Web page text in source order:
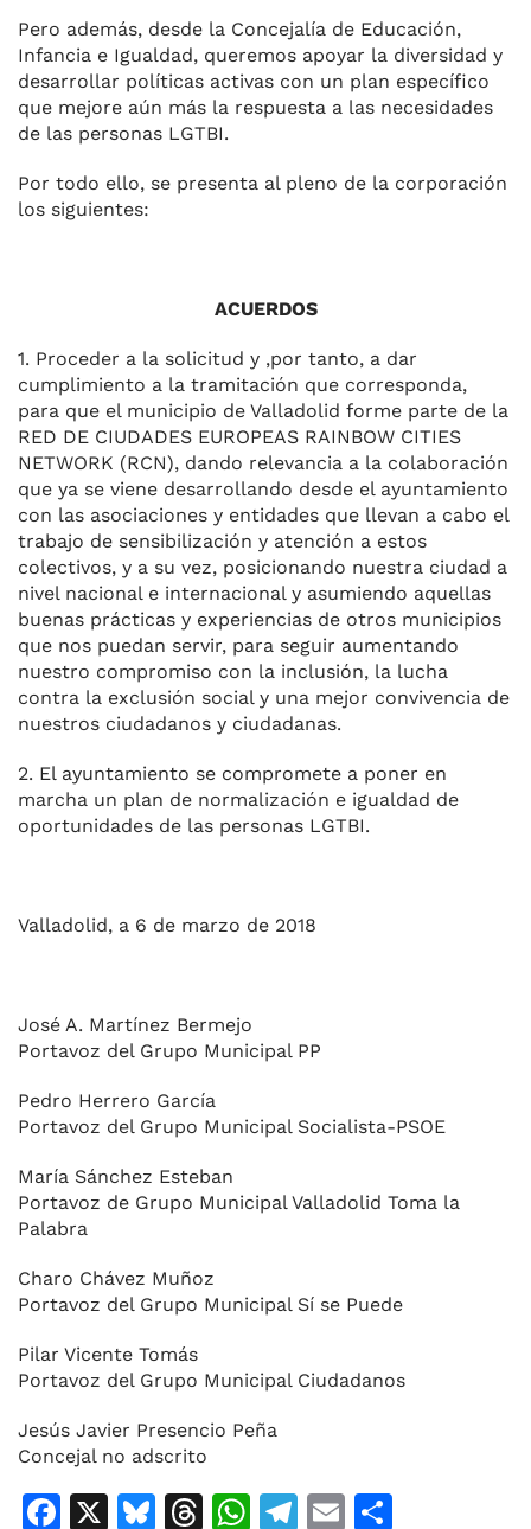
Pero además, desde la Concejalía de Educación,
Infancia e Igualdad, queremos apoyar la diversidad y
desarrollar políticas activas con un plan específico
que mejore aún más la respuesta a las necesidades
de las personas LGTBI.
Por todo ello, se presenta al pleno de la corporación
los siguientes:
ACUERDOS
1. Proceder a la solicitud y ,por tanto, a dar
cumplimiento a la tramitación que corresponda,
para que el municipio de Valladolid forme parte de la
RED DE CIUDADES EUROPEAS RAINBOW CITIES
NETWORK (RCN), dando relevancia a la colaboración
que ya se viene desarrollando desde el ayuntamiento
con las asociaciones y entidades que llevan a cabo el
trabajo de sensibilización y atención a estos
colectivos, y a su vez, posicionando nuestra ciudad a
nivel nacional e internacional y asumiendo aquellas
buenas prácticas y experiencias de otros municipios
que nos puedan servir, para seguir aumentando
nuestro compromiso con la inclusión, la lucha
contra la exclusión social y una mejor convivencia de
nuestros ciudadanos y ciudadanas.
2. El ayuntamiento se compromete a poner en
marcha un plan de normalización e igualdad de
oportunidades de las personas LGTBI.
Valladolid, a 6 de marzo de 2018
José A. Martínez Bermejo
Portavoz del Grupo Municipal PP
Pedro Herrero García
Portavoz del Grupo Municipal Socialista-PSOE
María Sánchez Esteban
Portavoz de Grupo Municipal Valladolid Toma la
Palabra
Charo Chávez Muñoz
Portavoz del Grupo Municipal Sí se Puede
Pilar Vicente Tomás
Portavoz del Grupo Municipal Ciudadanos
Jesús Javier Presencio Peña
Concejal no adscrito
F
X
Bl T
W T
E